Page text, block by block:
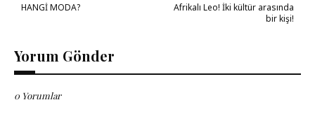
Afrikalı Leo! İki kültür arasında
bir kişi!
HANGİ MODA?
Yorum Gönder
0 Yorumlar